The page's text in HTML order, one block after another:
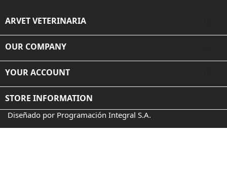
ARVET VETERINARIA
OUR COMPANY
YOUR ACCOUNT
STORE INFORMATION
Diseñado por Programación Integral S.A.